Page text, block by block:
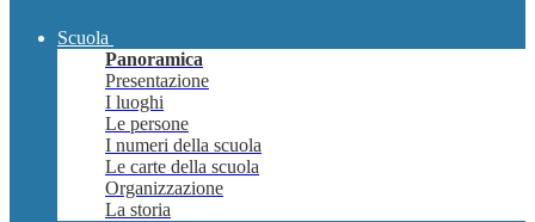
Scuola
Panoramica
Presentazione
I luoghi
Le persone
I numeri della scuola
Le carte della scuola
Organizzazione
La storia